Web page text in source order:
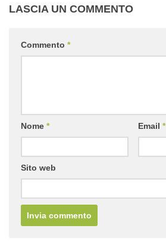
LASCIA UN COMMENTO
Commento *
Nome * Email *
Sito web